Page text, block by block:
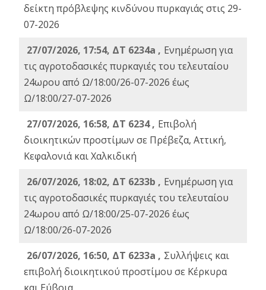
δείκτη πρόβλεψης κινδύνου πυρκαγιάς στις 29-
07-2026
27/07/2026, 17:54, ΔΤ 6234a , Ενημέρωση για
τις αγροτοδασικές πυρκαγιές του τελευταίου
24ωρου από Ω/18:00/26-07-2026 έως
Ω/18:00/27-07-2026
27/07/2026, 16:58, ΔΤ 6234 , Eπιβολή
διοικητικών προστίμων σε Πρέβεζα, Αττική,
Κεφαλονιά και Χαλκιδική
26/07/2026, 18:02, ΔΤ 6233b , Ενημέρωση για
τις αγροτοδασικές πυρκαγιές του τελευταίου
24ωρου από Ω/18:00/25-07-2026 έως
Ω/18:00/26-07-2026
26/07/2026, 16:50, ΔΤ 6233a , Συλλήψεις και
επιβολή διοικητικού προστίμου σε Κέρκυρα